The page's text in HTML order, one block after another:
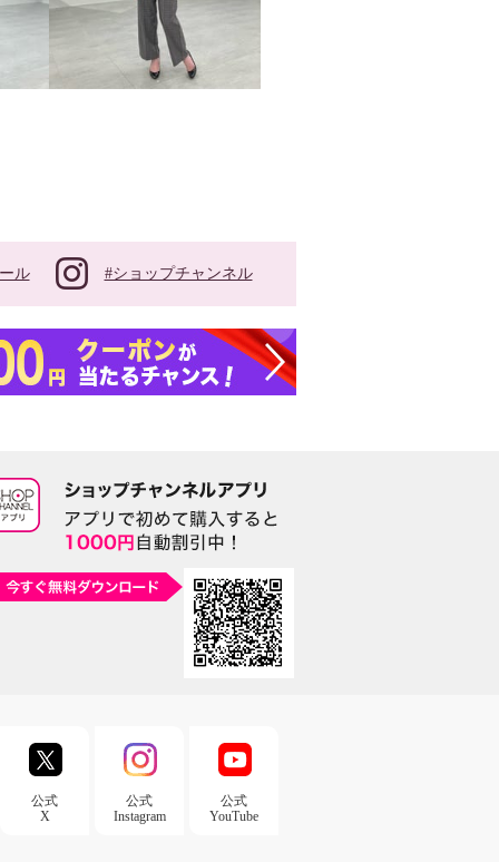
ル #ショップチャンネル
公式
X
公式
Instagram
公式
YouTube